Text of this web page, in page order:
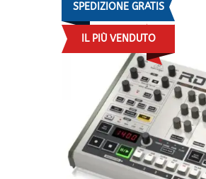
SPEDIZIONE GRATIS
IL PIÙ VENDUTO